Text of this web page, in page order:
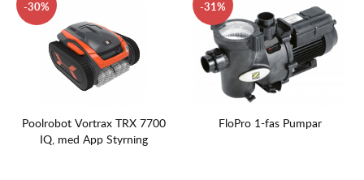
30
Poolrobot Vortrax TRX 7700
IQ, med App Styrning
31
FloPro 1-fas Pumpar